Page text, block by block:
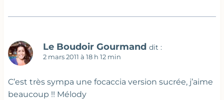
Le Boudoir Gourmand dit :
2 mars 2011 à 18 h 12 min
C’est très sympa une focaccia version sucrée, j’aime
beaucoup !! Mélody